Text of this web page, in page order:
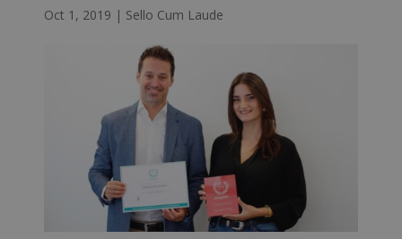
Oct 1, 2019 | Sello Cum Laude